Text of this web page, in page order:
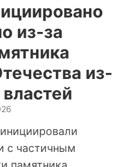
из-за
из-
с частичным